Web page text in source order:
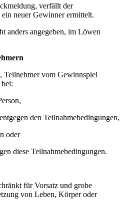
verfällt der
neuer Gewinner ermittelt.
anders angegeben, im Löwen
Teilnehmer vom Gewinnspiel
den Teilnahmebedingungen,
oder
diese Teilnahmebedingungen.
für Vorsatz und grobe
von Leben, Körper oder